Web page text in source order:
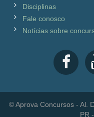
Disciplinas
Fale conosco
Notícias sobre
© Aprova Concursos - Al.
PR -